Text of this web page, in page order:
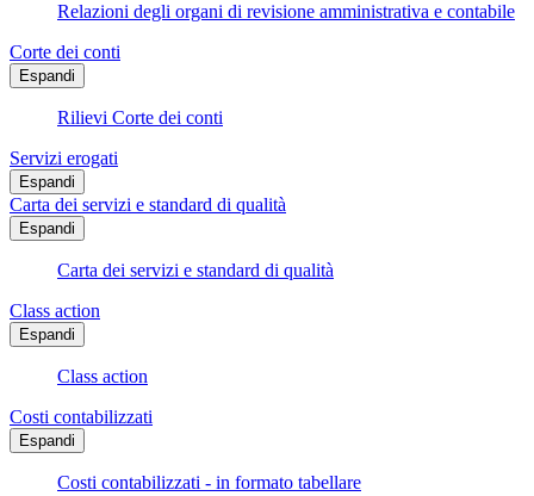
Relazioni degli organi di revisione amministrativa e contabile
Corte dei conti
Espandi
Rilievi Corte dei conti
Servizi erogati
Espandi
Carta dei servizi e standard di qualità
Espandi
Carta dei servizi e standard di qualità
Class action
Espandi
Class action
Costi contabilizzati
Espandi
Costi contabilizzati - in formato tabellare